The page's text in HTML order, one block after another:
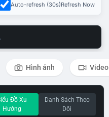
Auto-refresh (30s)Refresh Now
Hình ảnh Video
Đồ Xu
Hướng
Danh Sách Theo
Dõi